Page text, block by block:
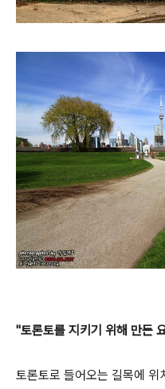
"토론토를 지키기 위해 만든
토론토로 들어오는 길목에 위